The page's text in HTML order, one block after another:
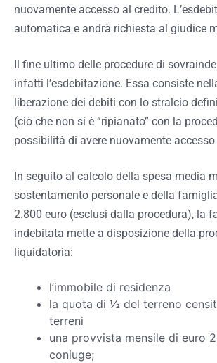
nuovamente accesso al credito.
automatica e andrà richiesta al giudice
Il fine ultimo delle procedure di
infatti l’esdebitazione. Essa consiste
liberazione dei debiti con lo stralcio
(ciò che non si è “ripianato” con la
possibilità di avere nuovamente
In seguito al calcolo della spesa media
sostentamento personale e della
2.800 euro (esclusi dalla procedura), la
indebitata mette a disposizione della
liquidatoria:
l’immobile di residenza
la quota di ½ del terreno
terreni
una provvista mensile di euro
coniuge;